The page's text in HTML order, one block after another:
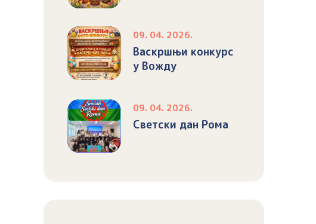
09. 04. 2026.
Васкршњи конкурс
у Вожду
09. 04. 2026.
Светски дан Рома